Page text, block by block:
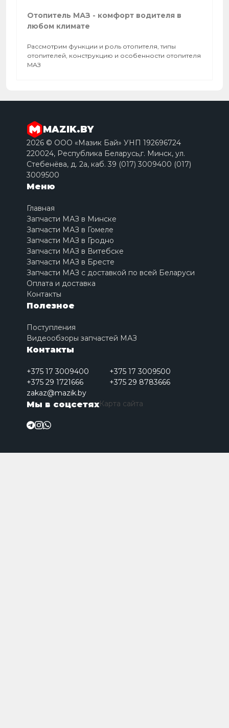
Отопитель МАЗ - комфорт водителя в
любом климате
Рассмотрим функции и роль отопителя, типы
отопителей, конструкцию и особенности отопителя
МАЗ
MAZIK.BY
2026 © ООО «Мазик Бай» УНП 192696724
220024, Республика Беларусь,г. Минск, ул.
Стебенёва, д. 2a, каб. 39 (017) 3009400 (017)
3009500
Меню
Главная
Запчасти МАЗ в Минске
Запчасти МАЗ в Гомеле
Запчасти МАЗ в Гродно
Запчасти МАЗ в Витебске
Запчасти МАЗ в Бресте
Запчасти МАЗ с доставкой по всей Беларуси
Оплата и доставка
Контакты
Полезное
Поступления
Видеообзоры запчастей МАЗ
Контакты
+375 17 3009400
+375 17 3009500
+375 29 1721666
+375 29 8783666
zakaz@mazik.by
Мы в соцсетяхКарта сайта